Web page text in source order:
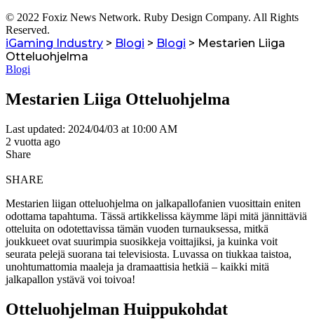
© 2022 Foxiz News Network. Ruby Design Company. All Rights
Reserved.
iGaming Industry > Blogi > Blogi > Mestarien Liiga
Otteluohjelma
Blogi
Mestarien Liiga Otteluohjelma
Last updated: 2024/04/03 at 10:00 AM
2 vuotta ago
Share
SHARE
Mestarien liigan otteluohjelma on jalkapallofanien vuosittain eniten
odottama tapahtuma. Tässä artikkelissa käymme läpi mitä jännittäviä
otteluita on odotettavissa tämän vuoden turnauksessa, mitkä
joukkueet ovat suurimpia suosikkeja voittajiksi, ja kuinka voit
seurata pelejä suorana tai televisiosta. Luvassa on tiukkaa taistoa,
unohtumattomia maaleja ja dramaattisia hetkiä – kaikki mitä
jalkapallon ystävä voi toivoa!
Otteluohjelman Huippukohdat